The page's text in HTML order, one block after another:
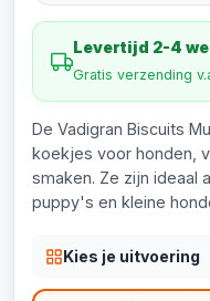
Levertijd 2-4
Gratis verzending
De Vadigran Biscuits
koekjes voor honden,
smaken. Ze zijn ideaal
puppy's en kleine
Kies je uitvoering